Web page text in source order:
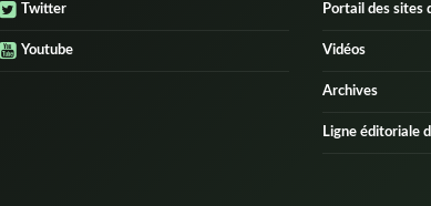
Twitter
Youtube
Portail des sites
Vidéos
Archives
Ligne éditoriale